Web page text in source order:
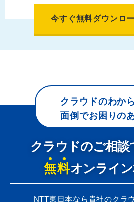
今すぐ無料ダウンロ
クラウドのわか
面倒でお困りの
クラウドのご相談
無料オンライ
NTT東日本なら貴社のクラ